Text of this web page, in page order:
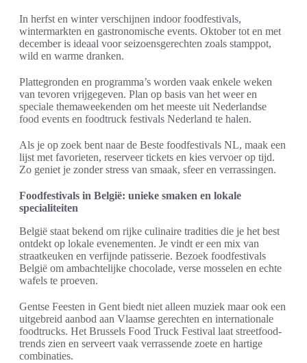
In herfst en winter verschijnen indoor foodfestivals,
wintermarkten en gastronomische events. Oktober tot en met
december is ideaal voor seizoensgerechten zoals stamppot,
wild en warme dranken.
Plattegronden en programma’s worden vaak enkele weken
van tevoren vrijgegeven. Plan op basis van het weer en
speciale themaweekenden om het meeste uit Nederlandse
food events en foodtruck festivals Nederland te halen.
Als je op zoek bent naar de Beste foodfestivals NL, maak een
lijst met favorieten, reserveer tickets en kies vervoer op tijd.
Zo geniet je zonder stress van smaak, sfeer en verrassingen.
Foodfestivals in België: unieke smaken en lokale
specialiteiten
België staat bekend om rijke culinaire tradities die je het best
ontdekt op lokale evenementen. Je vindt er een mix van
straatkeuken en verfijnde patisserie. Bezoek foodfestivals
België om ambachtelijke chocolade, verse mosselen en echte
wafels te proeven.
Gentse Feesten in Gent biedt niet alleen muziek maar ook een
uitgebreid aanbod aan Vlaamse gerechten en internationale
foodtrucks. Het Brussels Food Truck Festival laat streetfood-
trends zien en serveert vaak verrassende zoete en hartige
combinaties.